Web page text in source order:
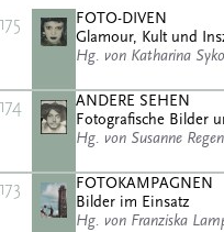
175
FOTO-DIVEN
Glamour, Kult und
Hg. von Katharina
174
ANDERE SEHEN
Fotografische Bilder
Hg. von Susanne
173
FOTOKAMPAGNEN
Bilder im Einsatz
Hg. von Franziska